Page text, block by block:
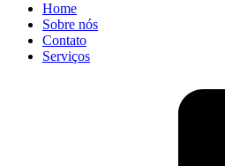
Home
Sobre nós
Contato
Serviços